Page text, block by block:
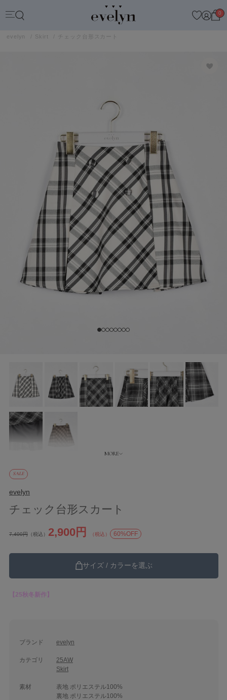
0
evelyn Skirt チェック台形スカート
SALE
evelyn
チェック台形スカート
7,400円 （税込） 2,900円 （税込） 60%OFF
サイズ / カラーを選ぶ
【25秋冬新作】
ブランド evelyn
カテゴリ
25AW
Skirt
素材
表地 ポリエステル100%
裏地 ポリエステル100%